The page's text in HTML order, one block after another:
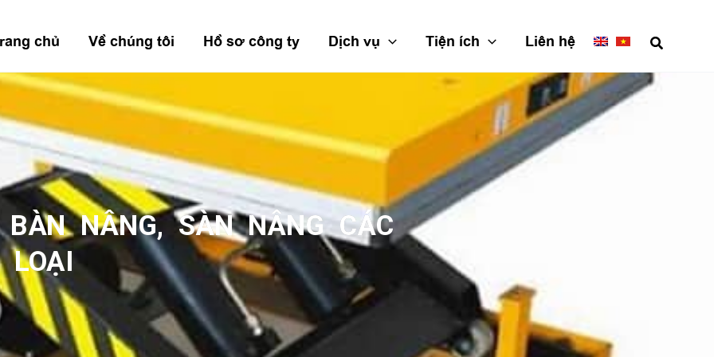
chủ Về chúng tôi Hồ sơ công ty Dịch vụ Tiện ích Liên hệ
BÀN NÂNG, SÀN NÂNG CÁC
LOẠI